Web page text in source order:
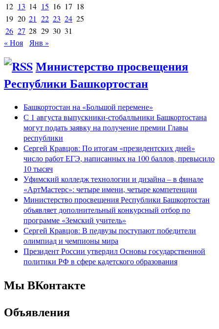
12 13 14 15 16 17 18
19 20 21 22 23 24 25
26 27 28 29 30 31
« Ноя
Янв »
Министерство просвещения
Республики Башкортостан
Башкортостан на «Большой перемене»
С 1 августа выпускники-стобалльники Башкортостана
могут подать заявку на получение премии Главы
республики
Сергей Кравцов: По итогам «президентских дней»
число работ ЕГЭ, написанных на 100 баллов, превысило
10 тысяч
Уфимский колледж технологии и дизайна – в финале
«АртМастерс»: четыре имени, четыре компетенции
Министерство просвещения Республики Башкортостан
объявляет дополнительный конкурсный отбор по
программе «Земский учитель»
Сергей Кравцов: В педвузы поступают победители
олимпиад и чемпионы мира
Президент России утвердил Основы государственной
политики РФ в сфере кадетского образования
Мы ВКонтакте
Объявления